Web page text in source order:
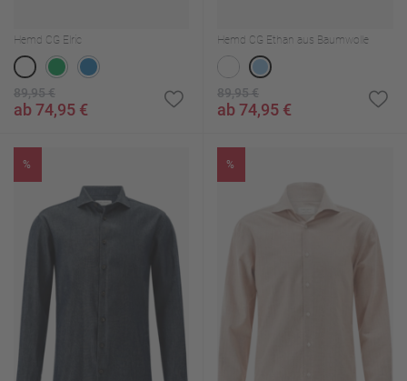
Hemd CG Elric
89,95 €
ab 74,95 €
Hemd CG Ethan aus Baumwolle
89,95 €
ab 74,95 €
% %